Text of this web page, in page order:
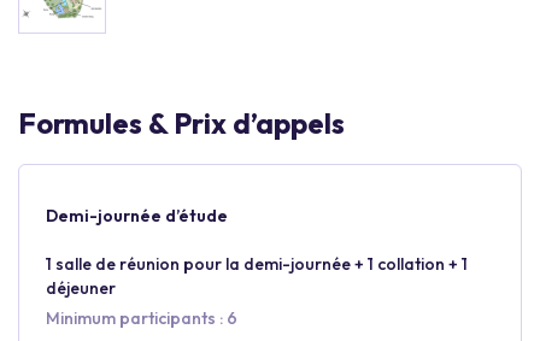
Formules & Prix d’appels
Demi-journée d’étude
1 salle de réunion pour la demi-journée + 1 collation + 1
déjeuner
Minimum participants : 6